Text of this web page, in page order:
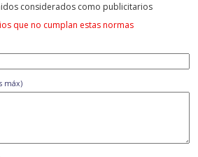
considerados como publicitarios
que no cumplan estas normas
máx)